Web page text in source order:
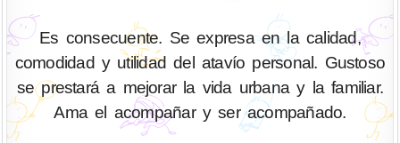
Es consecuente. Se expresa en la calidad,
comodidad y utilidad del atavío personal. Gustoso
se prestará a mejorar la vida urbana y la familiar.
Ama el acompañar y ser acompañado.